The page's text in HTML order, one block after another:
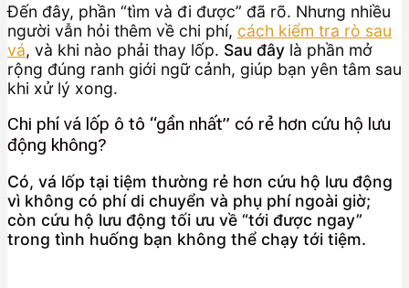
Đến đây, phần “tìm và đi được” đã rõ. Nhưng nhiều
người vẫn hỏi thêm về chi phí, cách kiểm tra rò sau
vá, và khi nào phải thay lốp. Sau đây là phần mở
rộng đúng ranh giới ngữ cảnh, giúp bạn yên tâm sau
khi xử lý xong.
Chi phí vá lốp ô tô “gần nhất” có rẻ hơn cứu hộ lưu
động không?
Có, vá lốp tại tiệm thường rẻ hơn cứu hộ lưu động
vì không có phí di chuyển và phụ phí ngoài giờ;
còn cứu hộ lưu động tối ưu về “tới được ngay”
trong tình huống bạn không thể chạy tới tiệm.